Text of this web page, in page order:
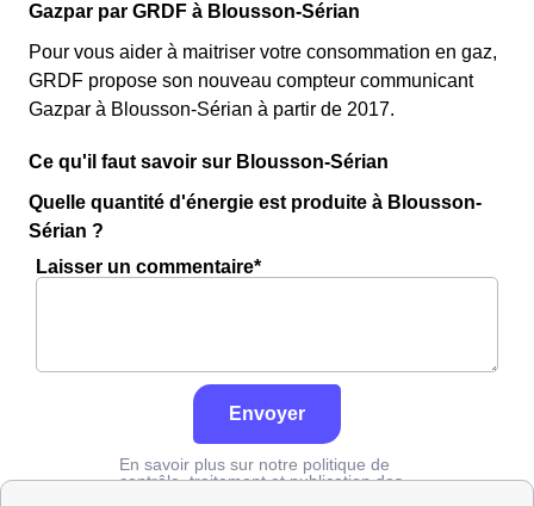
Gazpar par GRDF à Blousson-Sérian
Pour vous aider à maitriser votre consommation en gaz,
GRDF propose son nouveau compteur communicant
Gazpar à Blousson-Sérian à partir de 2017.
Ce qu'il faut savoir sur Blousson-Sérian
Quelle quantité d'énergie est produite à Blousson-
Sérian ?
Laisser un commentaire*
Envoyer
En savoir plus sur notre politique de
contrôle, traitement et publication des